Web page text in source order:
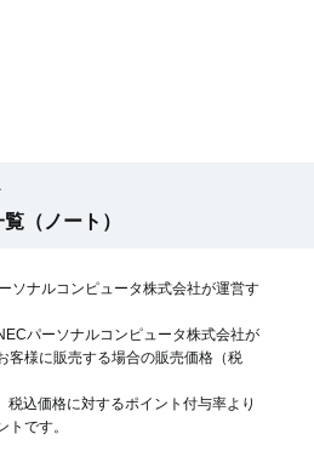
（ノート）
ソナルコンピュータ株式会社が運営す
パーソナルコンピュータ株式会社が
客様に販売する場合の販売価格（税
税込価格に対するポイント付与率より
です。